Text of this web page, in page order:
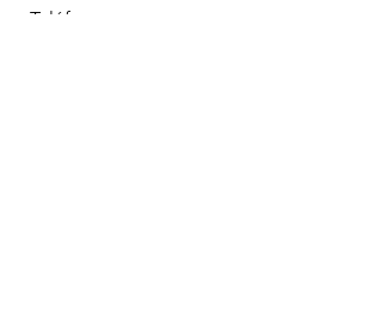
Teléfono